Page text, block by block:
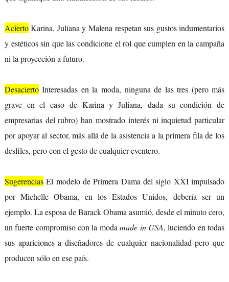
AciertoKarina, Juliana y Malena respetan sus gustos indumentarios
y estéticos sin que las condicione el rol que cumplen en la campaña
ni la proyección a futuro.
DesaciertoInteresadas en la moda, ninguna de las tres (pero más
grave en el caso de Karina y Juliana, dada su condición de
empresarias del rubro) han mostrado interés ni inquietud particular
por apoyar al sector, más allá de la asistencia a la primera fila de los
desfiles, pero con el gesto de cualquier eventero.
SugerenciasEl modelo de Primera Dama del siglo XXI impulsado
por Michelle Obama, en los Estados Unidos, debería ser un
ejemplo. La esposa de Barack Obama asumió, desde el minuto cero,
un fuerte compromiso con la modamade in USA, luciendo en todas
sus apariciones a diseñadores de cualquier nacionalidad pero que
producen sólo en ese país.